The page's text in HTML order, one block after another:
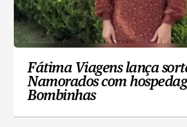
Fátima Viagens lança
Namorados com
Bombinhas